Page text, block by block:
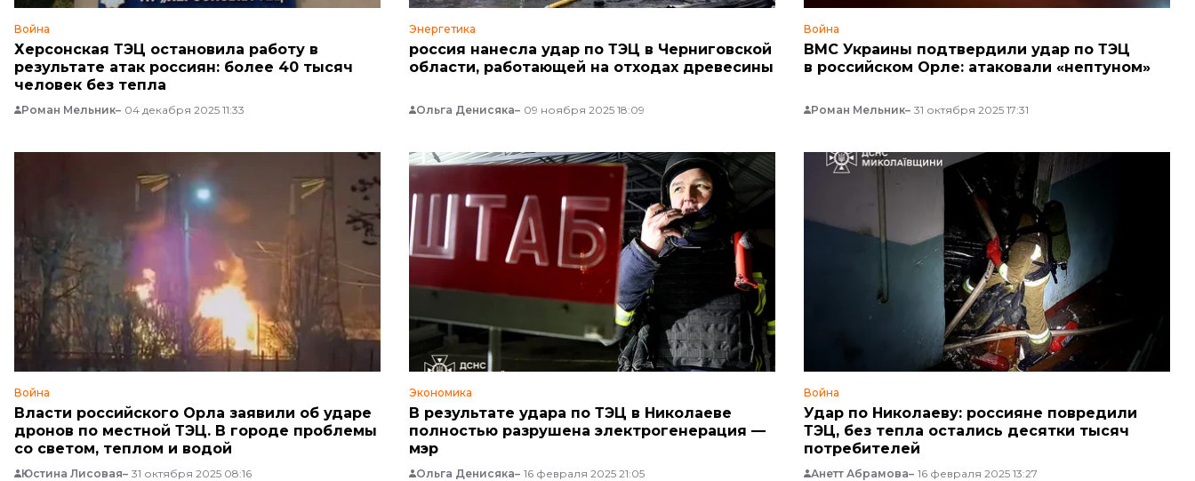
Война
Херсонская ТЭЦ остановила работу в
результате атак россиян: более 40 тысяч
человек без тепла
Роман Мельник 04 декабря 2025 11:33
Энергетика
россия нанесла удар по ТЭЦ в Черниговской
области, работающей на отходах древесины
Ольга Денисяка 09 ноября 2025 18:09
Война
ВМС Украины подтвердили удар по ТЭЦ
в российском Орле: атаковали «нептуном»
Роман Мельник 31 октября 2025 17:31
Война
Власти российского Орла заявили об ударе
дронов по местной ТЭЦ. В городе проблемы
со светом, теплом и водой
Юстина Лисовая 31 октября 2025 08:16
Экономика
В результате удара по ТЭЦ в Николаеве
полностью разрушена электрогенерация —
мэр
Ольга Денисяка 16 февраля 2025 21:05
Война
Удар по Николаеву: россияне повредили
ТЭЦ, без тепла остались десятки тысяч
потребителей
Анетт Абрамова 16 февраля 2025 13:27